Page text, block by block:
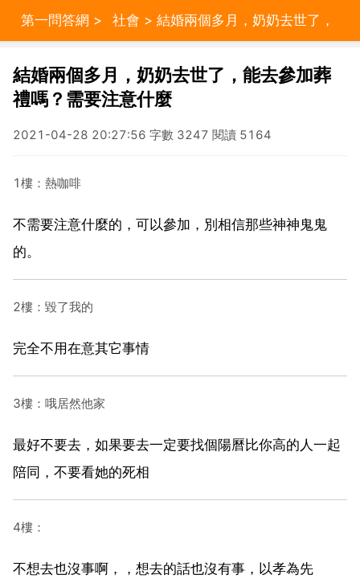
第一問答網 > 社會 > 結婚兩個多月，奶奶去世了，
結婚兩個多月，奶奶去世了，能去參加葬
禮嗎？需要注意什麼
2021-04-28 20:27:56 字數 3247 閱讀 5164
1樓：熱咖啡
不需要注意什麼的，可以參加，別相信那些神神鬼鬼
的。
2樓：毀了我的
完全不用在意其它事情
3樓：哦居然他家
最好不要去，如果要去一定要找個陽曆比你高的人一起
陪同，不要看她的死相
4樓：
不想去也沒事啊，，想去的話也沒有事，以孝為先